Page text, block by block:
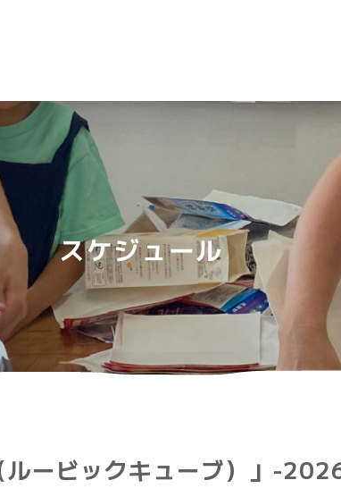
スケジュール
ルービックキューブ）」-